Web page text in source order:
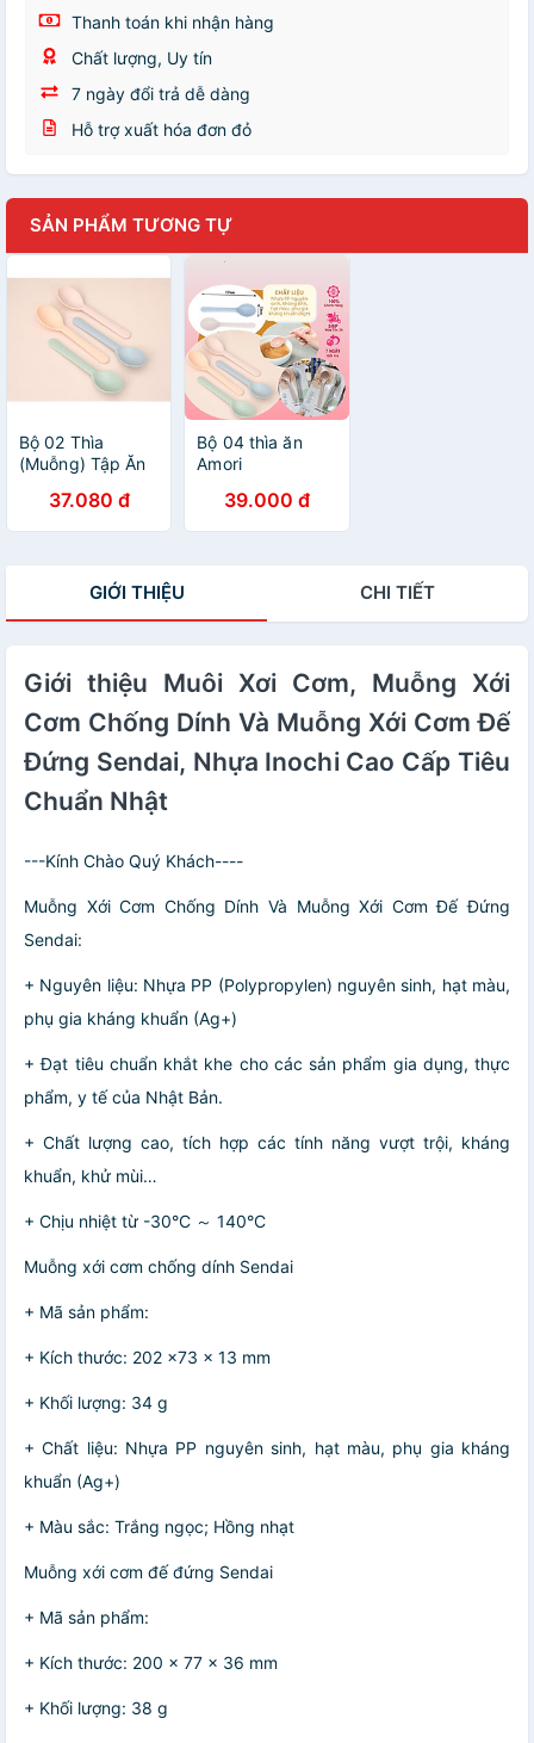
Thanh toán khi nhận hàng
Chất lượng, Uy tín
7 ngày đổi trả dễ dàng
Hỗ trợ xuất hóa đơn đỏ
SẢN PHẨM TƯƠNG TỰ
Bộ 02 Thìa
(Muỗng) Tập Ăn
INOCHI
37.080 đ
Bộ 04 thìa ăn
Amori
39.000 đ
GIỚI THIỆU CHI TIẾT
Giới thiệu Muôi Xơi Cơm, Muỗng Xới
Cơm Chống Dính Và Muỗng Xới Cơm Đế
Đứng Sendai, Nhựa Inochi Cao Cấp Tiêu
Chuẩn Nhật
---Kính Chào Quý Khách----
Muỗng Xới Cơm Chống Dính Và Muỗng Xới Cơm Đế Đứng
Sendai:
+ Nguyên liệu: Nhựa PP (Polypropylen) nguyên sinh, hạt màu,
phụ gia kháng khuẩn (Ag+)
+ Đạt tiêu chuẩn khắt khe cho các sản phẩm gia dụng, thực
phẩm, y tế của Nhật Bản.
+ Chất lượng cao, tích hợp các tính năng vượt trội, kháng
khuẩn, khử mùi…
+ Chịu nhiệt từ -30°C ～ 140°C
Muỗng xới cơm chống dính Sendai
+ Mã sản phẩm:
+ Kích thước: 202 x73 x 13 mm
+ Khối lượng: 34 g
+ Chất liệu: Nhựa PP nguyên sinh, hạt màu, phụ gia kháng
khuẩn (Ag+)
+ Màu sắc: Trắng ngọc; Hồng nhạt
Muỗng xới cơm đế đứng Sendai
+ Mã sản phẩm:
+ Kích thước: 200 x 77 x 36 mm
+ Khối lượng: 38 g